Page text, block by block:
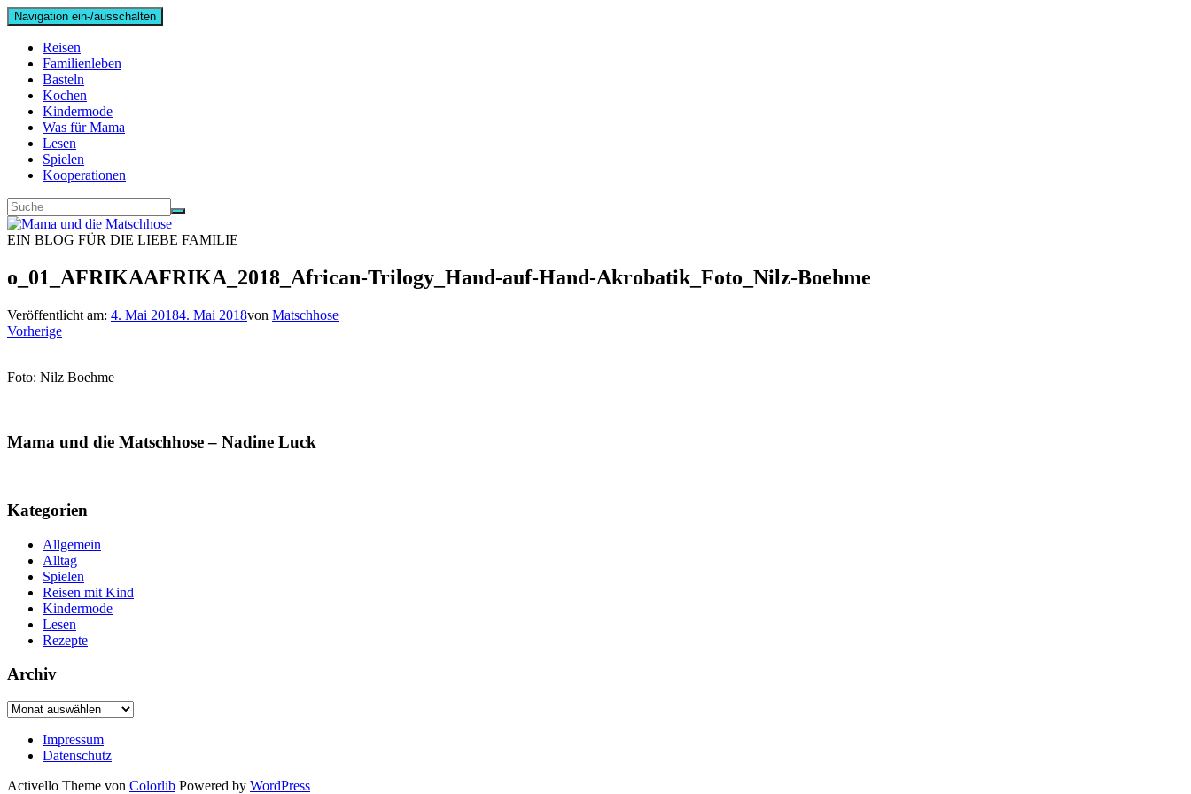
Navigation ein-/ausschalten
Reisen
Familienleben
Basteln
Kochen
Kindermode
Was für Mama
Lesen
Spielen
Kooperationen
EIN BLOG FÜR DIE LIEBE FAMILIE
o_01_AFRIKAAFRIKA_2018_African-Trilogy_Hand-auf-Hand-Akrobatik_Foto_Nilz-Boehme
Veröffentlicht am: 4. Mai 20184. Mai 2018von Matschhose
Vorherige
Foto: Nilz Boehme
Mama und die Matschhose – Nadine Luck
Kategorien
Allgemein
Alltag
Spielen
Reisen mit Kind
Kindermode
Lesen
Rezepte
Archiv
Archiv
Impressum
Datenschutz
Activello Theme von Colorlib Powered by WordPress